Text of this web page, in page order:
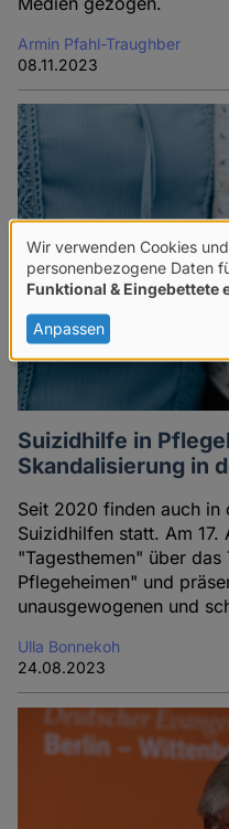
Armin Pfahl-Traughber
08.11.2023
Suizidhilfe in
Skandalisierung in
Seit 2020 finden auch in
Suizidhilfen statt. Am
"Tagesthemen" über
Pflegeheimen" und
unausgewogenen und
Ulla Bonnekoh
24.08.2023
Verwendung
von
Daten
und
Cookies
Wir verwenden Cookies
personenbezogene Daten
Funktional & Eingebettete
Anpassen